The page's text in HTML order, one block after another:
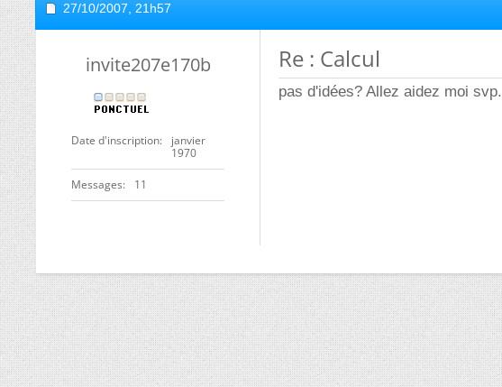
27/10/2007, 21h57
invite207e170b
Date d'inscription
janvier
1970
Messages 11
Re : Calcul
pas d'idées? Allez aidez moi svp.